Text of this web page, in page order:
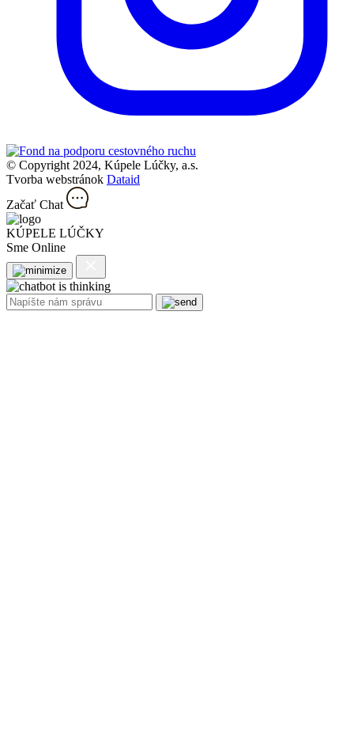
© Copyright 2024, Kúpele Lúčky, a.s.
Tvorba webstránok Dataid
Začať Chat
KÚPELE LÚČKY
Sme Online